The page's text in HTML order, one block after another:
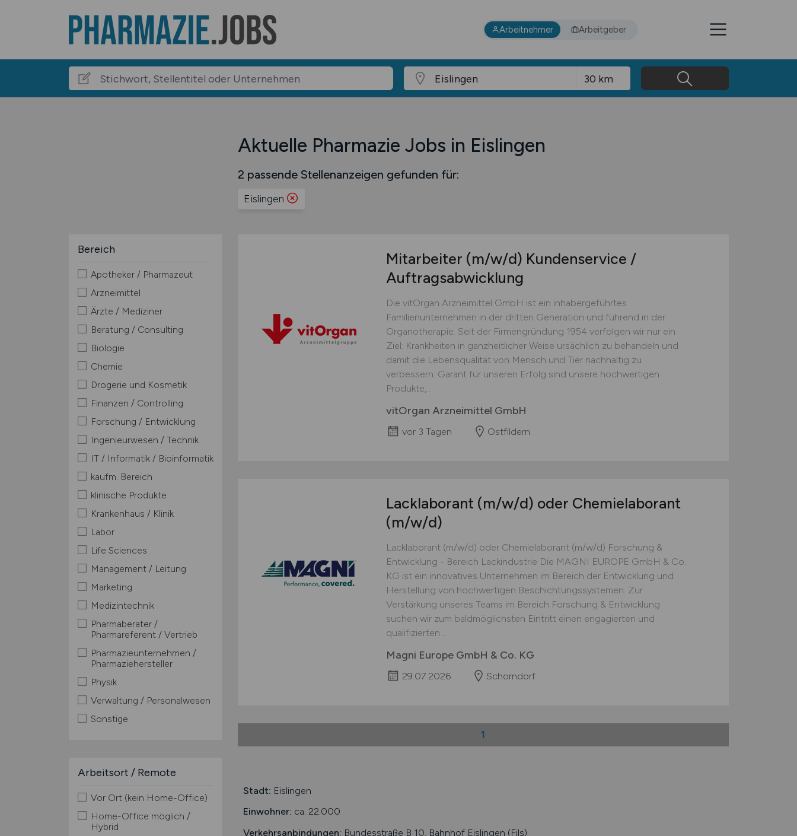
Arbeitnehmer Arbeitgeber
Aktuelle Pharmazie Jobs in Eislingen
2 passende Stellenanzeigen gefunden für:
Eislingen
Bereich
Apotheker / Pharmazeut
Arzneimittel
Ärzte / Mediziner
Beratung / Consulting
Biologie
Chemie
Drogerie und Kosmetik
Finanzen / Controlling
Forschung / Entwicklung
Ingenieurwesen / Technik
IT / Informatik / Bioinformatik
kaufm. Bereich
klinische Produkte
Krankenhaus / Klinik
Labor
Life Sciences
Management / Leitung
Marketing
Medizintechnik
Pharmaberater /
Pharmareferent / Vertrieb
Pharmazieunternehmen /
Pharmaziehersteller
Physik
Verwaltung / Personalwesen
Sonstige
Arbeitsort / Remote
Vor Ort (kein Home-Office)
Home-Office möglich /
Hybrid
Mitarbeiter (m/w/d) Kundenservice /
Auftragsabwicklung
Die vitOrgan Arzneimittel GmbH ist ein inhabergeführtes
Familienunternehmen in der dritten Generation und führend in der
Organotherapie. Seit der Firmengründung 1954 verfolgen wir nur ein
Ziel: Krankheiten in ganzheitlicher Weise ursächlich zu behandeln und
damit die Lebensqualität von Mensch und Tier nachhaltig zu
verbessern. Garant für unseren Erfolg sind unsere hochwertigen
Produkte,...
vitOrgan Arzneimittel GmbH
vor 3 Tagen Ostfildern
Lacklaborant (m/w/d) oder Chemielaborant
(m/w/d)
Lacklaborant (m/w/d) oder Chemielaborant (m/w/d) Forschung &
Entwicklung - Bereich Lackindustrie Die MAGNI EUROPE GmbH & Co.
KG ist ein innovatives Unternehmen im Bereich der Entwicklung und
Herstellung von hochwertigen Beschichtungssystemen. Zur
Verstärkung unseres Teams im Bereich Forschung & Entwicklung
suchen wir zum baldmöglichsten Eintritt einen engagierten und
qualifizierten...
Magni Europe GmbH & Co. KG
29.07.2026 Schorndorf
1
Stadt: Eislingen
Einwohner: ca. 22.000
Verkehrsanbindungen: Bundesstraße B 10, Bahnhof Eislingen (Fils)